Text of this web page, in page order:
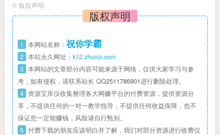
© 版权声明
版权声明
1 本网站名称： 祝你学霸
2 本站永久网址： k12.zhuniz.com
3 本网站的文章部分内容可能来源于网络，仅供大家学习与参
考，如有侵权，请联系站长 QQ2511786901进行删除处理。
4 资源宝库仅收集整理各大网赚平台的付费资源，提供资源分
享，不提供任何的一对一教学指导，不提供任何收益保障，也不
保证您一定能赚钱，风险请自行甄别。
5 付费下载的朋友应该明白并了解，我们对部分资源进行收费仅